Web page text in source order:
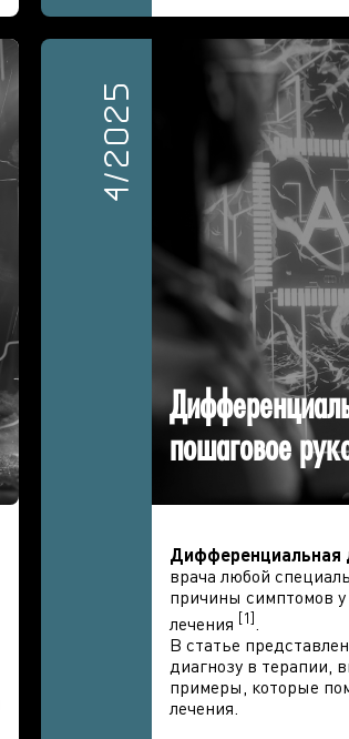
4/2025
пошаговое
Дифференциальная
врача любой
причины симптомов
лечения [1].
В статье
диагнозу в терапии,
примеры, которые
лечения.